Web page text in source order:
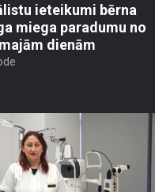
ieteikumi bērna
miega paradumu no
dienām